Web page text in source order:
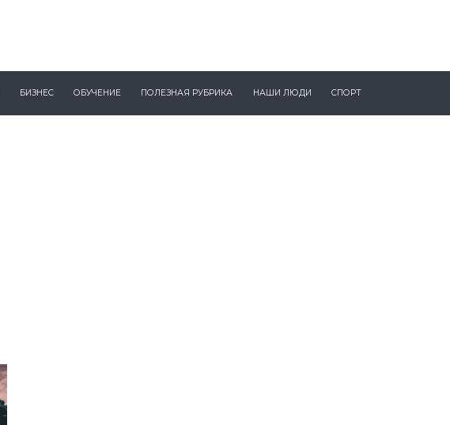
БИЗНЕС ОБУЧЕНИЕ ПОЛЕЗНАЯ РУБРИКА НАШИ ЛЮДИ СПОРТ